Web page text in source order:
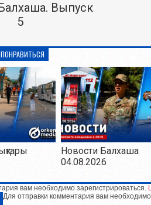
Выпуск
5
Новости Балхаша
04.08.2026
вам необходимо зарегистрироваться.
Для отправки комментария вам необходимо